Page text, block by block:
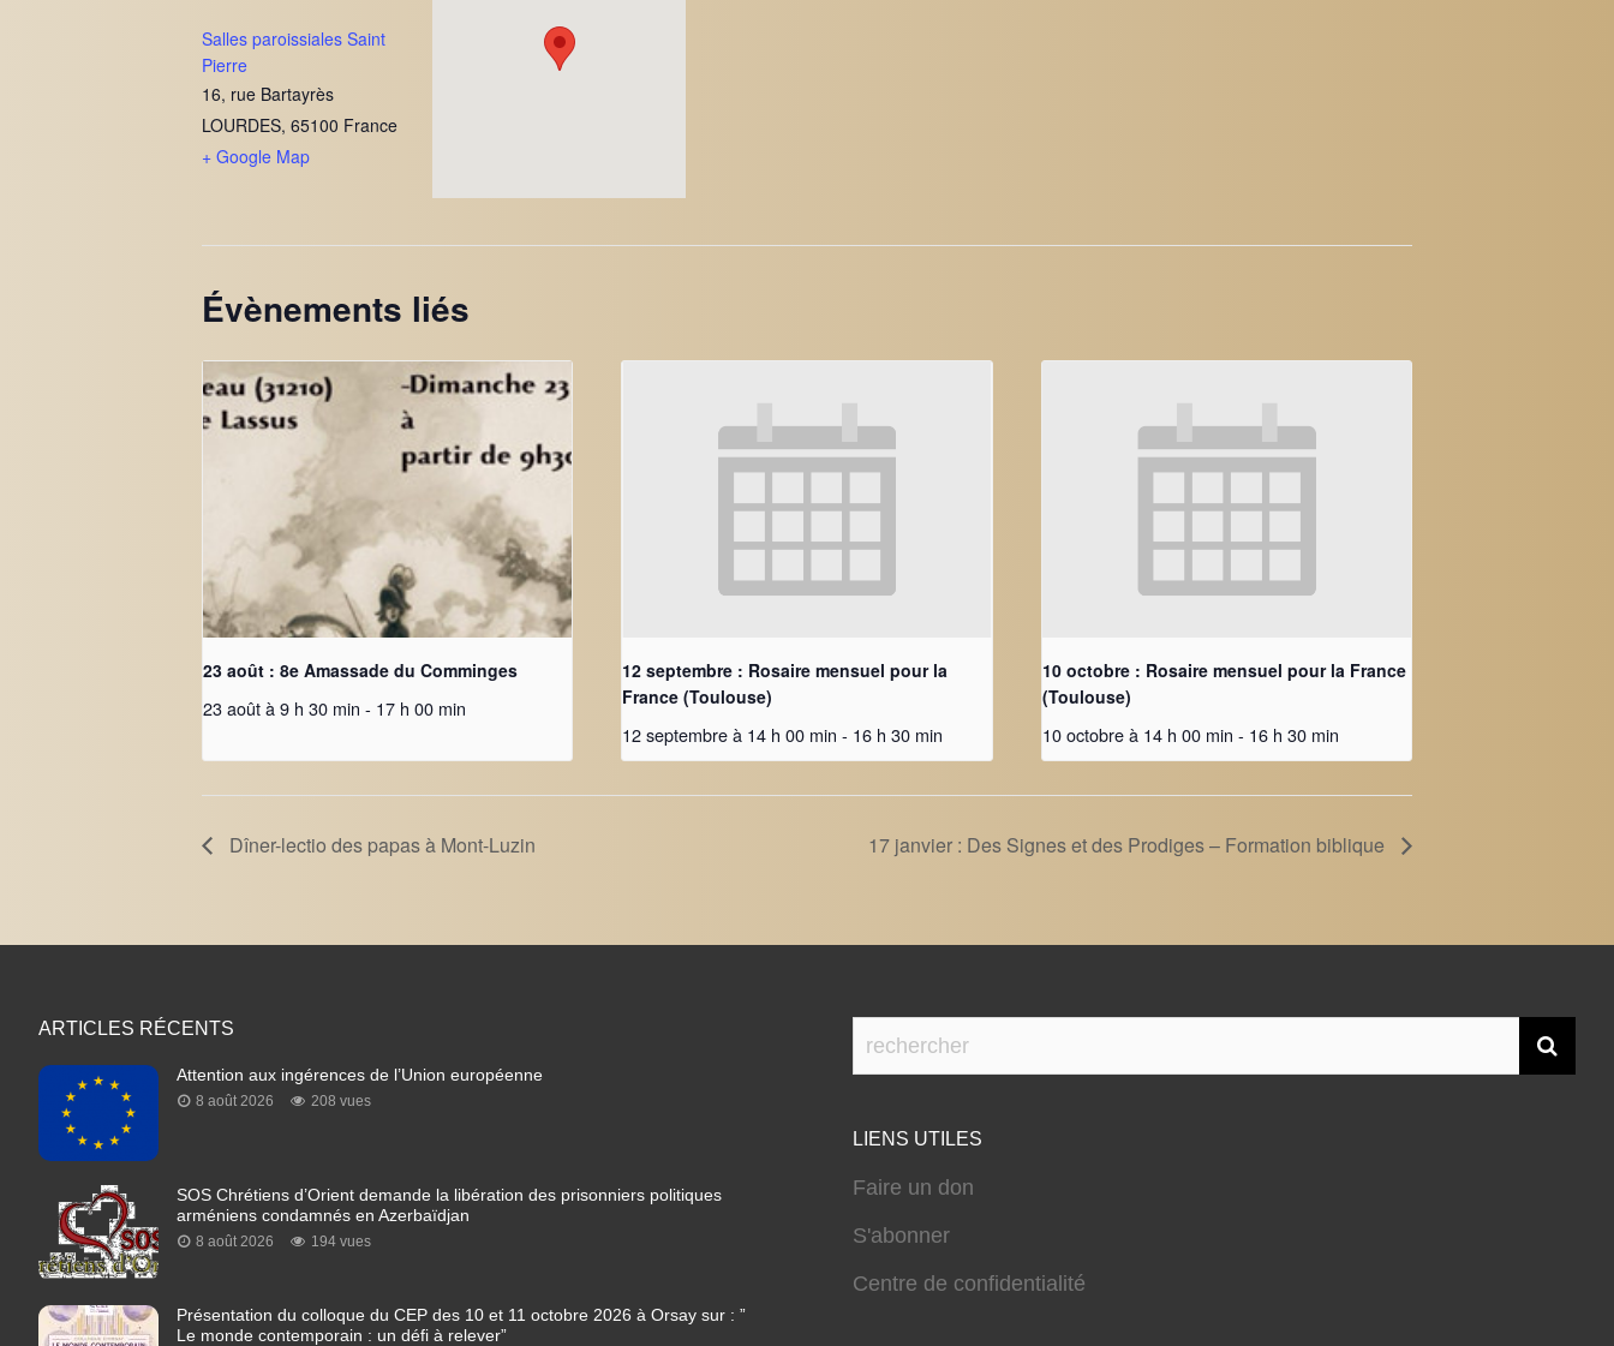
Salles paroissiales Saint
Pierre
16, rue Bartayrès
LOURDES, 65100 France
+ Google Map
Évènements liés
23 août : 8e Amassade du Comminges
23 août à 9 h 30 min - 17 h 00 min
12 septembre : Rosaire mensuel pour la
France (Toulouse)
12 septembre à 14 h 00 min - 16 h 30 min
10 octobre : Rosaire mensuel pour la France
(Toulouse)
10 octobre à 14 h 00 min - 16 h 30 min
Dîner-lectio des papas à Mont-Luzin 17 janvier : Des Signes et des Prodiges – Formation biblique
ARTICLES RÉCENTS
Attention aux ingérences de l’Union européenne
8 août 2026 208 vues
SOS Chrétiens d’Orient demande la libération des prisonniers politiques
arméniens condamnés en Azerbaïdjan
8 août 2026 194 vues
Présentation du colloque du CEP des 10 et 11 octobre 2026 à Orsay sur : ”
Le monde contemporain : un défi à relever”
LIENS UTILES
Faire un don
S'abonner
Centre de confidentialité